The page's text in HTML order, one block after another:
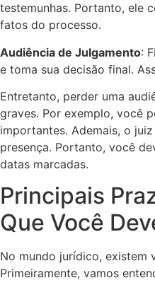
testemunhas. Portanto, ele
fatos do processo.
Audiência de Julgamento:
e toma sua decisão final.
Entretanto, perder uma
graves. Por exemplo, você
importantes. Ademais, o
presença. Portanto, você
datas marcadas.
Principais
Que Você
No mundo jurídico, existem
Primeiramente, vamos